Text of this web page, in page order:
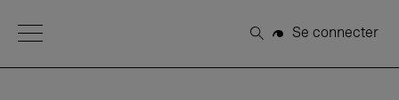
Open Menu
Rechercher
Se connecter